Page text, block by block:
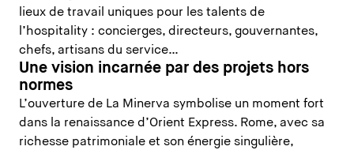
lieux de travail uniques pour les talents de
l’hospitality : concierges, directeurs, gouvernantes,
chefs, artisans du service…
Une vision incarnée par des projets hors
normes
L’ouverture de La Minerva symbolise un moment fort
dans la renaissance d’Orient Express. Rome, avec sa
richesse patrimoniale et son énergie singulière,